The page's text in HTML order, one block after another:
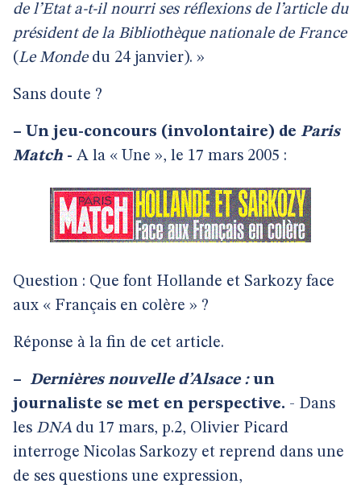
de l’Etat a-t-il nourri ses réflexions de l’article du
président de la Bibliothèque nationale de France
(Le Monde du 24 janvier). »
Sans doute ?
– Un jeu-concours (involontaire) de Paris
Match - A la « Une », le 17 mars 2005 :
Question : Que font Hollande et Sarkozy face
aux « Français en colère » ?
Réponse à la fin de cet article.
– Dernières nouvelle d’Alsace : un
journaliste se met en perspective. - Dans
les DNAdu 17 mars, p.2, Olivier Picard
interroge Nicolas Sarkozy et reprend dans une
de ses questions une expression,